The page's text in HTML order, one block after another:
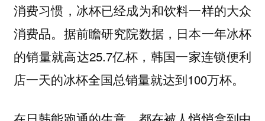
消费习惯，冰杯已经成为和饮料一样的大众
消费品。据前瞻研究院数据，日本一年冰杯
的销量就高达25.7亿杯，韩国一家连锁便利
店一天的冰杯全国总销量就达到100万杯。